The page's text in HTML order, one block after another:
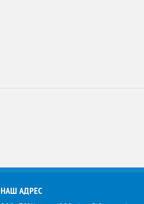
НАШ АДРЕС